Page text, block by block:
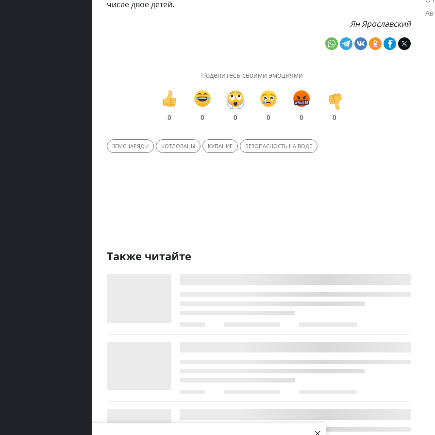
числе двое детей.
Ян Ярославский
Поделитесь своими эмоциями
0 0 0 0 0 0
ЗЕМСНАРЯДЫ КОТЛОВАНЫ КУПАНИЕ БЕЗОПАСНОСТЬ НА ВОДЕ
Также читайте